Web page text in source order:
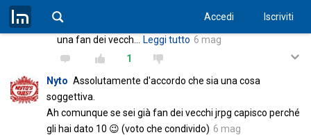
Accedi Iscriviti
Il gioco secondo me è godibilissimo. Poi per carità sono
una fan dei vecch
Leggi tutto 6 mag
1
Nyto Assolutamente d'accordo che sia una cosa
soggettiva.
Ah comunque se sei già fan dei vecchi jrpg capisco perché
gli hai dato 10 😉 (voto che condivido) 6 mag